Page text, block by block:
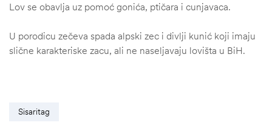
Lov se obavlja uz pomoć gonića, ptičara i cunjavaca.
U porodicu zečeva spada alpski zec i divlji kunić koji imaju
slične karakteriske zacu, ali ne naseljavaju lovišta u BiH.
Sisaritag